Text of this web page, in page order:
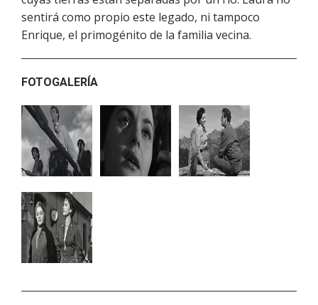
sentirá como propio este legado, ni tampoco
Enrique, el primogénito de la familia vecina.
FOTOGALERÍA